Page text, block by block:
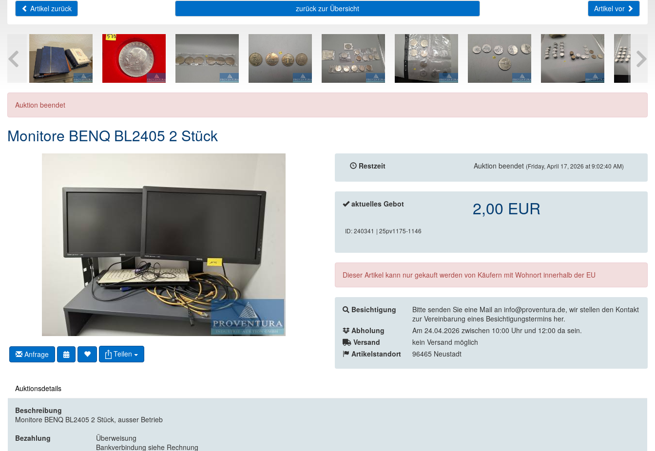
Artikel zurück zurück zur Übersicht Artikel vor
Auktion beendet
Monitore BENQ BL2405 2 Stück
Anfrage Teilen
Restzeit Auktion beendet (Friday, April 17, 2026 at 9:02:40 AM)
aktuelles Gebot 2,00 EUR
ID: 240341 | 25pv1175-1146
Dieser Artikel kann nur gekauft werden von Käufern mit Wohnort innerhalb der EU
Besichtigung
Bitte senden Sie eine Mail an info@proventura.de, wir stellen den Kontakt
zur Vereinbarung eines Besichtigungstermins her.
Abholung
Am 24.04.2026 zwischen 10:00 Uhr und 12:00 da sein.
Versand
kein Versand möglich
Artikelstandort
96465 Neustadt
Auktionsdetails
Beschreibung
Monitore BENQ BL2405 2 Stück, ausser Betrieb
Bezahlung
Überweisung
Bankverbindung siehe Rechnung